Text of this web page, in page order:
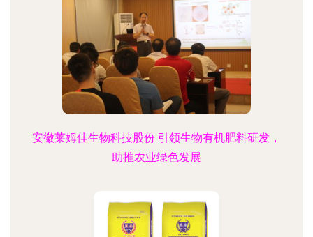
安徽莱姆佳生物科技股份 引领生物有机肥料研发，
助推农业绿色发展